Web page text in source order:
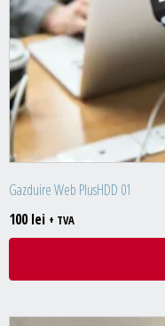
DESIGN & PRINTING
Identitate vizuala, imagine
Grafica publicitara
Grafica pentru print
Fotografie digitala
Gazduire Web PlusHDD 01
100lei + TVA